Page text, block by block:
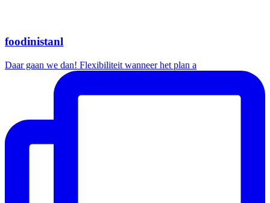
foodinistanl
Daar gaan we dan! Flexibiliteit wanneer het plan a